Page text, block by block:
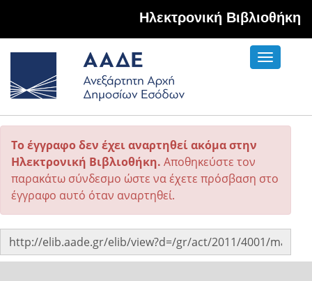
Hλεκτρονική Βιβλιοθήκη
Toggle
Το έγγραφο δεν έχει αναρτηθεί ακόμα στην
Ηλεκτρονική Βιβλιοθήκη. Αποθηκεύστε τον
παρακάτω σύνδεσμο ώστε να έχετε πρόσβαση στο
έγγραφο αυτό όταν αναρτηθεί.